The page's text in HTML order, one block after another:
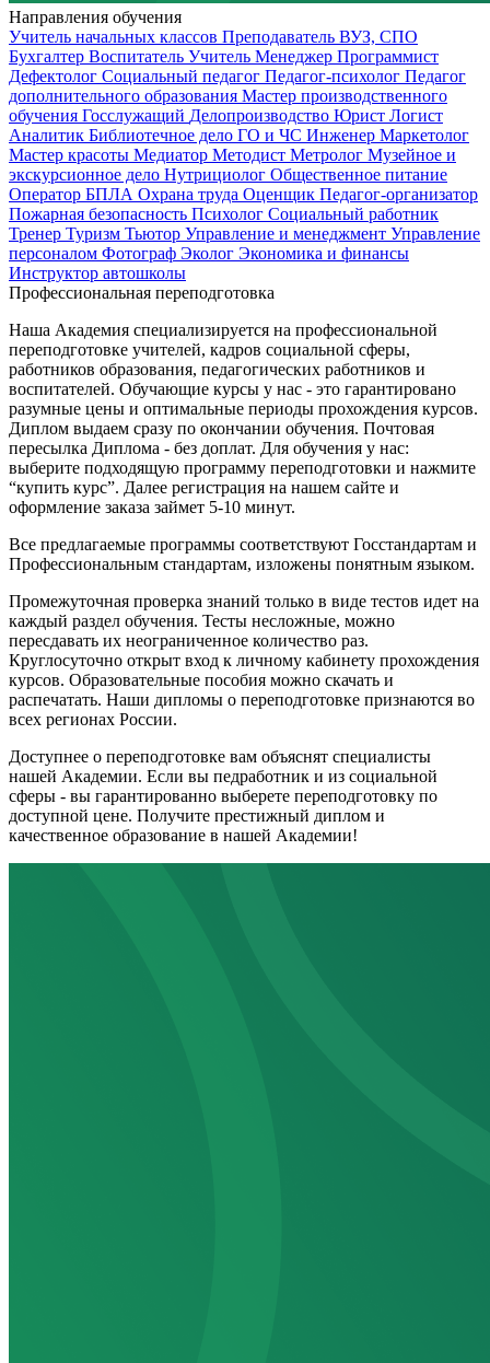
Направления обучения
Учитель начальных классов Преподаватель ВУЗ, СПО
Бухгалтер Воспитатель Учитель Менеджер Программист
Дефектолог Социальный педагог Педагог-психолог Педагог
дополнительного образования Мастер производственного
обучения Госслужащий Делопроизводство Юрист Логист
Аналитик Библиотечное дело ГО и ЧС Инженер Маркетолог
Мастер красоты Медиатор Методист Метролог Музейное и
экскурсионное дело Нутрициолог Общественное питание
Оператор БПЛА Охрана труда Оценщик Педагог-организатор
Пожарная безопасность Психолог Социальный работник
Тренер Туризм Тьютор Управление и менеджмент Управление
персоналом Фотограф Эколог Экономика и финансы
Инструктор автошколы
Профессиональная переподготовка
Наша Академия специализируется на профессиональной
переподготовке учителей, кадров социальной сферы,
работников образования, педагогических работников и
воспитателей. Обучающие курсы у нас - это гарантировано
разумные цены и оптимальные периоды прохождения курсов.
Диплом выдаем сразу по окончании обучения. Почтовая
пересылка Диплома - без доплат. Для обучения у нас:
выберите подходящую программу переподготовки и нажмите
“купить курс”. Далее регистрация на нашем сайте и
оформление заказа займет 5-10 минут.
Все предлагаемые программы соответствуют Госстандартам и
Профессиональным стандартам, изложены понятным языком.
Промежуточная проверка знаний только в виде тестов идет на
каждый раздел обучения. Тесты несложные, можно
пересдавать их неограниченное количество раз.
Круглосуточно открыт вход к личному кабинету прохождения
курсов. Образовательные пособия можно скачать и
распечатать. Наши дипломы о переподготовке признаются во
всех регионах России.
Доступнее о переподготовке вам объяснят специалисты
нашей Академии. Если вы педработник и из социальной
сферы - вы гарантированно выберете переподготовку по
доступной цене. Получите престижный диплом и
качественное образование в нашей Академии!